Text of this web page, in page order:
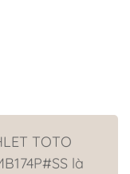
TOTO
là